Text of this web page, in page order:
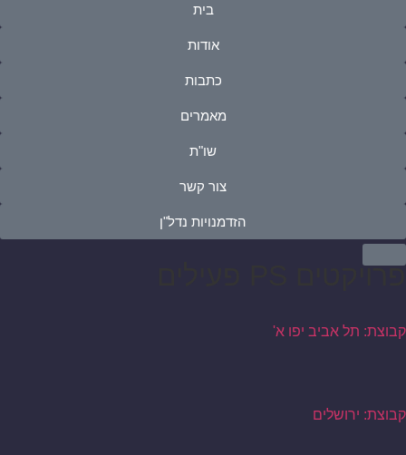
בית
אודות
כתבות
מאמרים
שו"ת
צור קשר
הזדמנויות נדל"ן
פרויקטים PS פעילים
קבוצת: תל אביב יפו א'
קבוצת: ירושלים